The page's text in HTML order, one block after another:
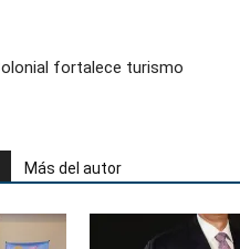
fortalece turismo
Más del autor